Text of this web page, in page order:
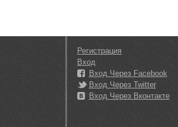
Регистрация
Вход
Вход Через Facebook
Вход Через Twitter
Вход Через Вконтакте